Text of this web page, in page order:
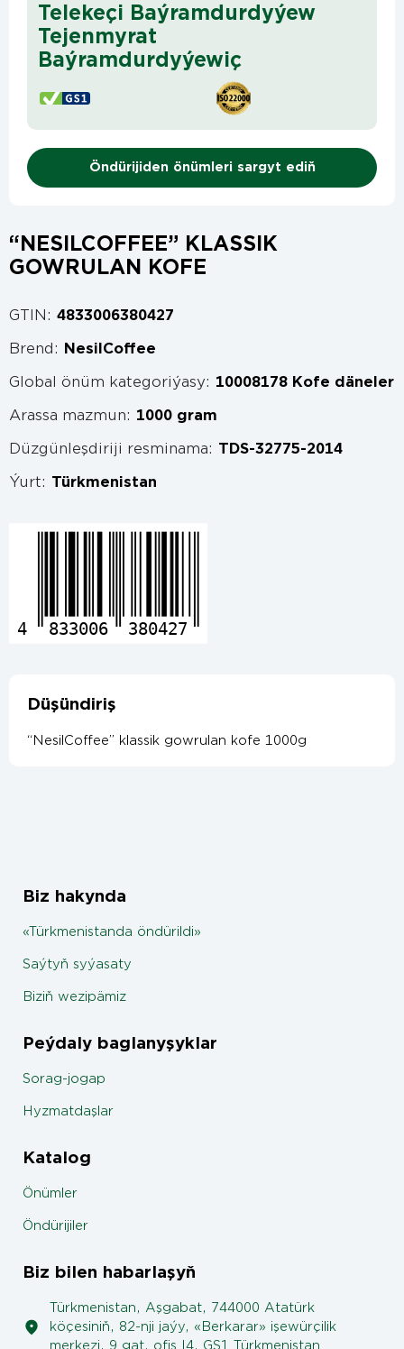
Telekeçi Baýramdurdyýew
Tejenmyrat
Baýramdurdyýewiç
Öndürijiden önümleri sargyt ediň
“NESILCOFFEE” KLASSIK
GOWRULAN KOFE
GTIN: 4833006380427
Brend: NesilCoffee
Global önüm kategoriýasy: 10008178 Kofe däneler
Arassa mazmun: 1000 gram
Düzgünleşdiriji resminama: TDS-32775-2014
Ýurt: Türkmenistan
4 833006 380427
Düşündiriş
“NesilCoffee” klassik gowrulan kofe 1000g
Biz hakynda
«Türkmenistanda öndürildi»
Saýtyň syýasaty
Biziň wezipämiz
Peýdaly baglanyşyklar
Sorag-jogap
Hyzmatdaşlar
Katalog
Önümler
Öndürijiler
Biz bilen habarlaşyň
Türkmenistan, Aşgabat, 744000 Atatürk
köçesiniň, 82-nji jaýy, «Berkarar» işewürçilik
merkezi, 9 gat, ofis I4, GS1 Türkmenistan